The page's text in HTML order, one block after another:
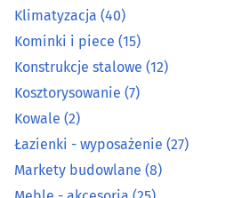
Inwestycje - usługi(36)
Klimatyzacja
Kominki i piece
Konstrukcje stalowe (12)
Klimatyzacja (40)
Kominki i piece (15)
Konstrukcje stalowe (12)
Kosztorysowanie (7)
Kowale (2)
Łazienki - wyposażenie (27)
Markety budowlane (8)